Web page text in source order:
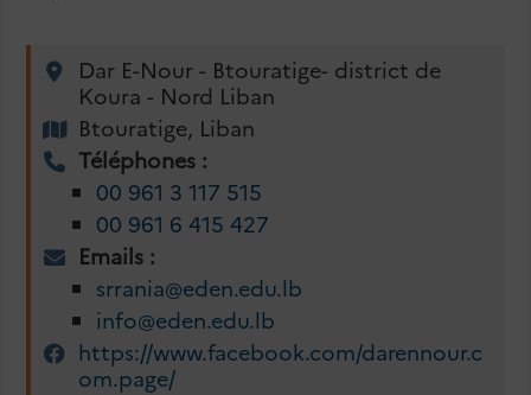
Dar E-Nour - Btouratige- district de
Koura - Nord Liban
Btouratige, Liban
Téléphones :
00 961 3 117 515
00 961 6 415 427
Emails :
srrania@eden.edu.lb
info@eden.edu.lb
https://www.facebook.com/darennour.c
om.page/